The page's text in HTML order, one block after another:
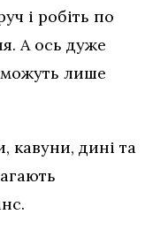
і робіть по
А ось дуже
можуть лише
кавуни, дині та